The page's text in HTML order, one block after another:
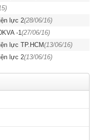
lực 2(28/06/16)
-1(27/06/16)
lực TP.HCM(13/06/16)
lực 2(13/06/16)